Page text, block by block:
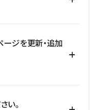
計、URL・リダイレク
携など、個別の要件が
利用数の上限、権限
詳しくは料金プランペ
ージを更新・追加
範囲を設計しておく
い。